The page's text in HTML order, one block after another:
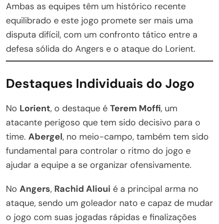
Ambas as equipes têm um histórico recente
equilibrado e este jogo promete ser mais uma
disputa difícil, com um confronto tático entre a
defesa sólida do Angers e o ataque do Lorient.
Destaques Individuais do Jogo
No Lorient, o destaque é Terem Moffi, um
atacante perigoso que tem sido decisivo para o
time. Abergel, no meio-campo, também tem sido
fundamental para controlar o ritmo do jogo e
ajudar a equipe a se organizar ofensivamente.
No Angers, Rachid Alioui é a principal arma no
ataque, sendo um goleador nato e capaz de mudar
o jogo com suas jogadas rápidas e finalizações